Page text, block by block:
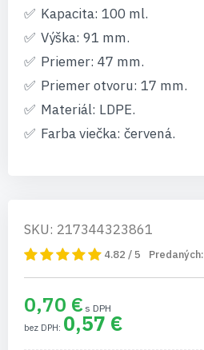
Kapacita: 100 ml.
Výška: 91 mm.
Priemer: 47 mm.
Priemer otvoru: 17 mm.
Materiál: LDPE.
Farba viečka: červená.
SKU: 217344323861
4.82 / 5 Predaných:
0,70 €
0,57 €